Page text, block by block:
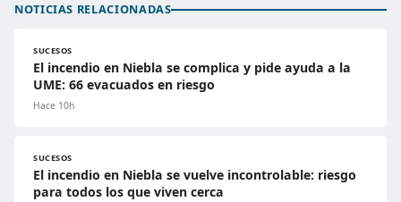
NOTICIAS RELACIONADAS
SUCESOS
El incendio en Niebla se complica y pide ayuda a la
UME: 66 evacuados en riesgo
Hace 10h
SUCESOS
El incendio en Niebla se vuelve incontrolable: riesgo
para todos los que viven cerca